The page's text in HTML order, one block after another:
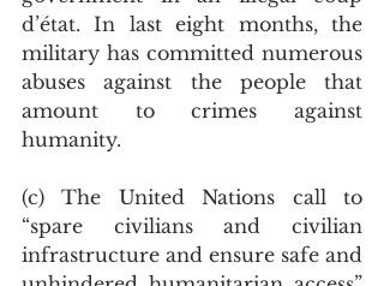
d’état. In last eight months, the
military has committed numerous
abuses against the people that
amount to crimes against
humanity.
(c) The United Nations call to
“spare civilians and civilian
infrastructure and ensure safe and